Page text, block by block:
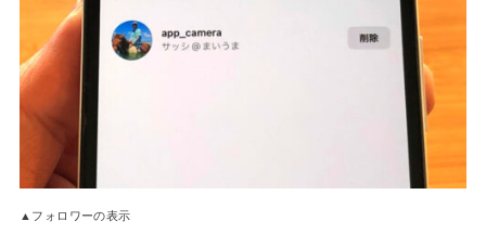
▲フォロワーの表示